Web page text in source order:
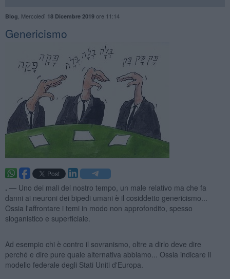
Blog Mercoledì 18 Dicembre 2019ore 11:14
Genericismo
. — Uno dei mali del nostro tempo, un male relativo ma che fa
danni ai neuroni dei bipedi umani è il cosiddetto genericismo...
Ossia l'affrontare i temi in modo non approfondito, spesso
sloganistico e superficiale.
Ad esempio chi è contro il sovranismo, oltre a dirlo deve dire
perché e dire pure quale alternativa abbiamo... Ossia indicare il
modello federale degli Stati Uniti d'Europa.